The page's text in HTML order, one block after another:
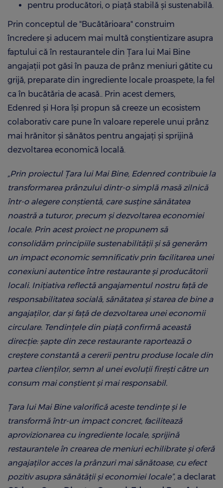
pentru producători, o piață stabilă și sustenabilă.
Prin conceptul de "Bucătărioara" construim
încredere și aducem mai multă conștientizare asupra
faptului că în restaurantele din Țara lui Mai Bine
angajații pot găsi în pauza de prânz meniuri gătite cu
grijă, preparate din ingrediente locale proaspete, la fel
ca în bucătăria de acasă.. Prin acest demers,
Edenred și Hora își propun să creeze un ecosistem
colaborativ care pune în valoare reperele unui prânz
mai hrănitor și sănătos pentru angajați și sprijină
dezvoltarea economică locală.
„Prin proiectul Țara lui Mai Bine, Edenred contribuie la
transformarea prânzului dintr-o simplă masă zilnică
într-o alegere conștientă, care susține sănătatea
noastră a tuturor, precum și dezvoltarea economiei
locale. Prin acest proiect ne propunem să
consolidăm principiile sustenabilității și să generăm
un impact economic semnificativ prin facilitarea unei
conexiuni autentice între restaurante și producătorii
locali. Inițiativa reflectă angajamentul nostru față de
responsabilitatea socială, sănătatea și starea de bine a
angajaților, dar și față de dezvoltarea unei economii
circulare. Tendințele din piață confirmă această
direcție: șapte din zece restaurante raportează o
creștere constantă a cererii pentru produse locale din
partea clienților, semn al unei evoluții firești către un
consum mai conștient și mai responsabil.
Țara lui Mai Bine valorifică aceste tendințe și le
transformă într-un impact concret, facilitează
aprovizionarea cu ingrediente locale, sprijină
restaurantele în crearea de meniuri echilibrate și oferă
angajaților acces la prânzuri mai sănătoase, cu efect
pozitiv asupra sănătății și economiei locale”, a declarat